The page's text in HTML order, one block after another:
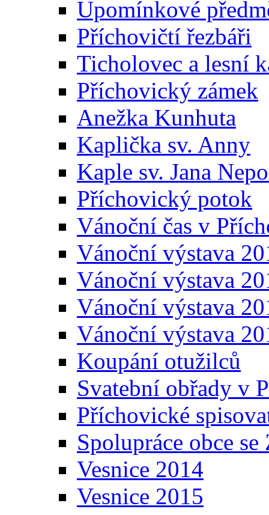
Upomínkové
Příchovičtí řezbáři
Ticholovec a lesní
Příchovický zámek
Anežka Kunhuta
Kaplička sv. Anny
Kaple sv. Jana
Příchovický potok
Vánoční čas v
Vánoční výstava
Vánoční výstava
Vánoční výstava
Vánoční výstava
Koupání otužilců
Svatební obřady v
Příchovické
Spolupráce obce
Vesnice 2014
Vesnice 2015